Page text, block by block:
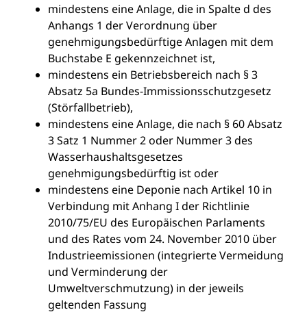
mindestens eine Anlage, die in Spalte d des
Anhangs 1 der Verordnung über
genehmigungsbedürftige Anlagen mit dem
Buchstabe E gekennzeichnet ist,
mindestens ein Betriebsbereich nach § 3
Absatz 5a Bundes-Immissionsschutzgesetz
(Störfallbetrieb),
mindestens eine Anlage, die nach § 60 Absatz
3 Satz 1 Nummer 2 oder Nummer 3 des
Wasserhaushaltsgesetzes
genehmigungsbedürftig ist oder
mindestens eine Deponie nach Artikel 10 in
Verbindung mit Anhang I der Richtlinie
2010/75/EU des Europäischen Parlaments
und des Rates vom 24. November 2010 über
Industrieemissionen (integrierte Vermeidung
und Verminderung der
Umweltverschmutzung) in der jeweils
geltenden Fassung